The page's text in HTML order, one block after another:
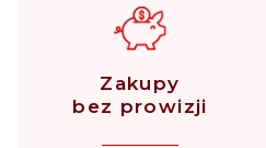
Zakupy
bez prowizji